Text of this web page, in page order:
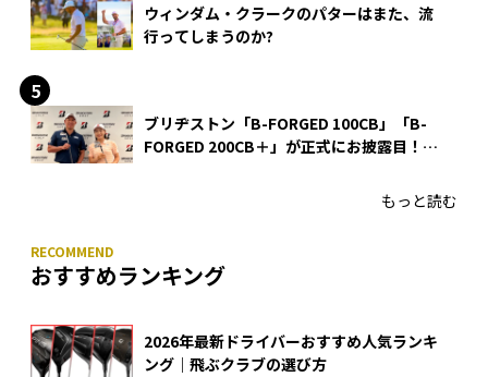
ウィンダム・クラークのパターはまた、流
行ってしまうのか?
ブリヂストン「B-FORGED 100CB」「B-
FORGED 200CB＋」が正式にお披露目！
もっと読む
おすすめランキング
2026年最新ドライバーおすすめ人気ランキ
ング｜飛ぶクラブの選び方